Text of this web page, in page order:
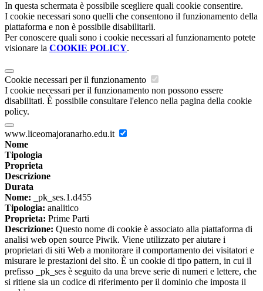
In questa schermata è possibile scegliere quali cookie consentire.
I cookie necessari sono quelli che consentono il funzionamento della
piattaforma e non è possibile disabilitarli.
Per conoscere quali sono i cookie necessari al funzionamento potete
visionare la COOKIE POLICY.
Cookie necessari per il funzionamento
I cookie necessari per il funzionamento non possono essere
disabilitati. È possibile consultare l'elenco nella pagina della cookie
policy.
www.liceomajoranarho.edu.it
Nome
Tipologia
Proprieta
Descrizione
Durata
Nome: _pk_ses.1.d455
Tipologia: analitico
Proprieta: Prime Parti
Descrizione: Questo nome di cookie è associato alla piattaforma di
analisi web open source Piwik. Viene utilizzato per aiutare i
proprietari di siti Web a monitorare il comportamento dei visitatori e
misurare le prestazioni del sito. È un cookie di tipo pattern, in cui il
prefisso _pk_ses è seguito da una breve serie di numeri e lettere, che
si ritiene sia un codice di riferimento per il dominio che imposta il